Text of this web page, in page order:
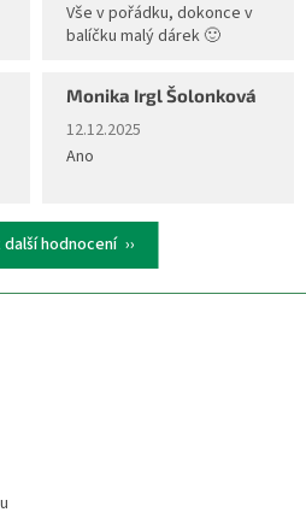
Vše v pořádku, dokonce v
balíčku malý dárek 🙂
hvězdiček.
Monika Irgl Šolonková
Hodnocení obchodu je 5 z 5
12.12.2025
Ano
hodnocení